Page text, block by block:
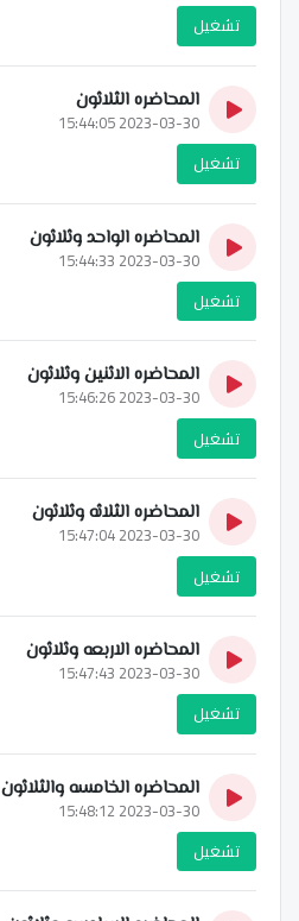
تشغيل
المحاضره الثلاثون
2023-03-30 15:44:05
تشغيل
المحاضره الواحد وثلاثون
2023-03-30 15:44:33
تشغيل
المحاضره الاثنين وثلاثون
2023-03-30 15:46:26
تشغيل
المحاضره الثلاثه وثلاثون
2023-03-30 15:47:04
تشغيل
المحاضره الاربعه وثلاثون
2023-03-30 15:47:43
تشغيل
المحاضره الخامسه والثلاثون
2023-03-30 15:48:12
تشغيل